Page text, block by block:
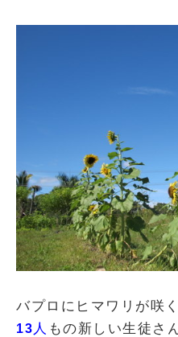
バプロに ヒマワリが咲
13 人 もの新しい生徒さ